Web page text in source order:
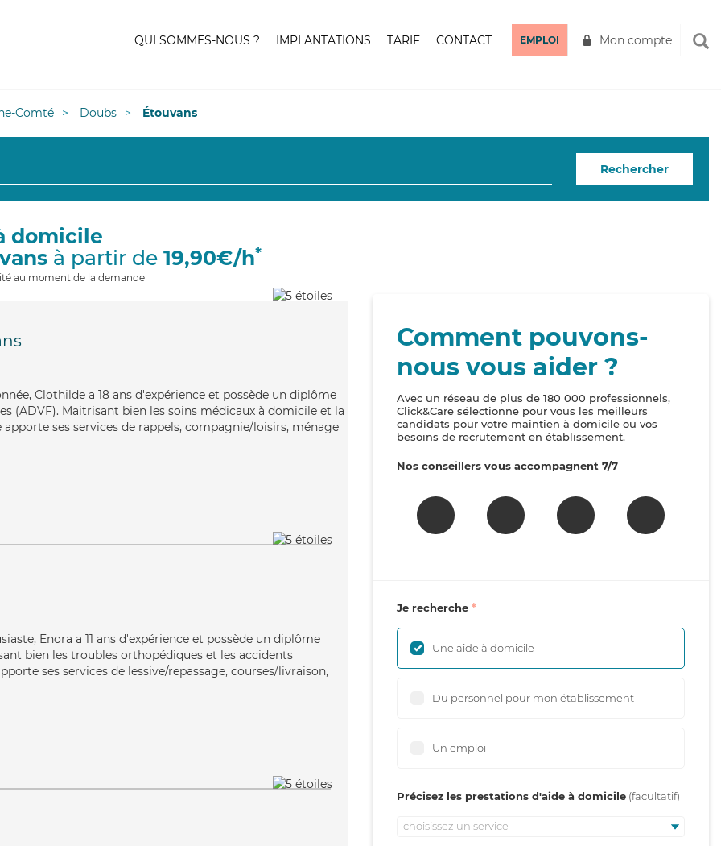
QUI SOMMES-NOUS ? IMPLANTATIONS TARIF CONTACT EMPLOI Mon compte
Comté Doubs Étouvans
Rechercher
domicile
à partir de 19,90€/h*
au moment de la demande
Clothilde a 18 ans d'expérience et possède un diplôme
(ADVF). Maitrisant bien les soins médicaux à domicile et la
ses services de rappels, compagnie/loisirs, ménage
Enora a 11 ans d'expérience et possède un diplôme
bien les troubles orthopédiques et les accidents
ses services de lessive/repassage, courses/livraison,
Comment pouvons-
nous vous aider ?
Avec un réseau de plus de 180 000 professionnels,
Click&Care sélectionne pour vous les meilleurs
candidats pour votre maintien à domicile ou vos
besoins de recrutement en établissement.
Nos conseillers vous accompagnent 7/7
Je recherche
Une aide à domicile
Du personnel pour mon établissement
Un emploi
Précisez les prestations d'aide à domicile
choisissez un service